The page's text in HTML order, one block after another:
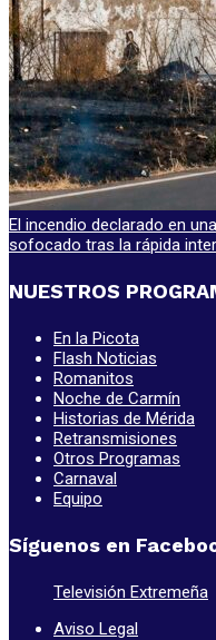
El incendio declarado en
sofocado tras la rápida
NUESTROS
En la Picota
Flash Noticias
Romanitos
Noche de Carmín
Historias de Mérida
Retransmisiones
Otros Programas
Carnaval
Equipo
Síguenos en
Televisión Extremeña
Aviso Legal